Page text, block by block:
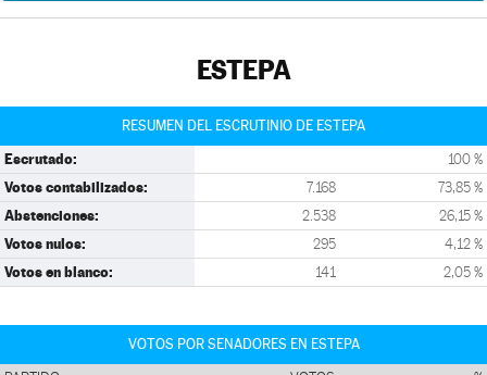
ESTEPA
RESUMEN DEL ESCRUTINIO DE ESTEPA
Escrutado: 100 %
Votos contabilizados: 7.168 73,85 %
Abstenciones: 2.538 26,15 %
Votos nulos: 295 4,12 %
Votos en blanco: 141 2,05 %
VOTOS POR SENADORES EN ESTEPA